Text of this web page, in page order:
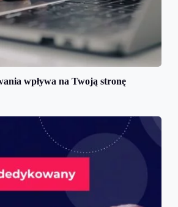
wpływa na Twoją stronę